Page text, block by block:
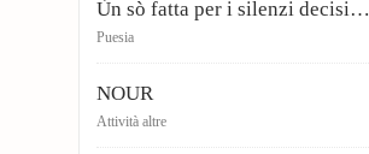
Ùn sò fatta per i silenzi decisi…
Puesia
NOUR
Attività altre